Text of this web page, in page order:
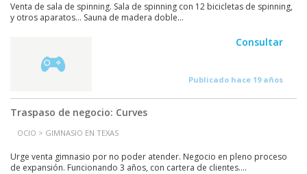
Venta de sala de spinning. Sala de spinning con 12 bicicletas de spinning,
y otros aparatos... Sauna de madera doble...
Consultar
Publicado hace 19 años
Traspaso de negocio: Curves
OCIO > GIMNASIO EN TEXAS
Urge venta gimnasio por no poder atender. Negocio en pleno proceso
de expansión. Funcionando 3 años, con cartera de clientes....